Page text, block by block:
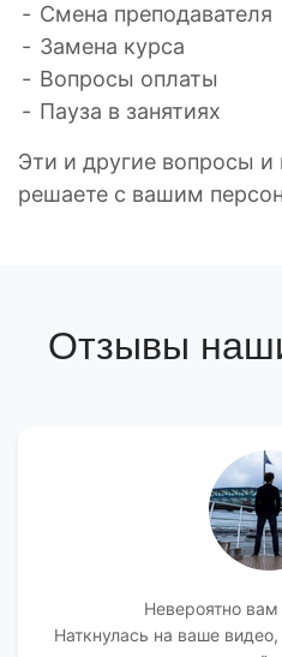
Смена преподавателя
Замена курса
Вопросы оплаты
Пауза в занятиях
Эти и другие вопросы
решаете с вашим
Отзывы
Невероятно вам
Наткнулась на ваше